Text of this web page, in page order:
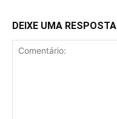
DEIXE UMA RESPOSTA